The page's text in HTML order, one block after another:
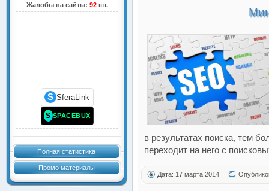
Жалобы на сайты: 92шт.
S SferaLink
S SPACEBUX
Полная статистика
Промо материалы
в результатах поиска, тем
переходит на него с
Дата: 17 марта 2014